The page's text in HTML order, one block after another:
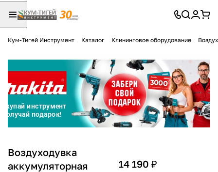
Кум-Тигей Инструмент Каталог Клининговое оборудование
Воздуходувка
аккумуляторная
14 190 ₽
Разбейте
оплатуна части
без переплат
График платежей